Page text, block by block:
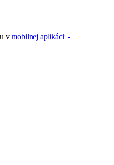
v mobilnej aplikácii -